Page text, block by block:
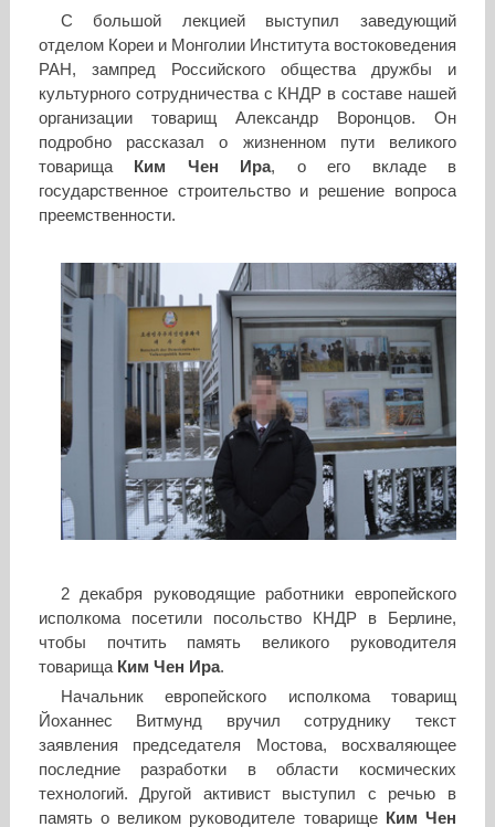
С большой лекцией выступил заведующий
отделом Кореи и Монголии Института востоковедения
РАН, зампред Российского общества дружбы и
культурного сотрудничества с КНДР в составе нашей
организации товарищ Александр Воронцов. Он
подробно рассказал о жизненном пути великого
товарища
Ким Чен Ира, о его вкладе в
государственное строительство и решение вопроса
преемственности.
2 декабря руководящие работники европейского
исполкома посетили посольство КНДР в Берлине,
чтобы почтить память великого руководителя
товарища Ким Чен Ира.
Начальник европейского исполкома товарищ
Йоханнес Витмунд вручил сотруднику текст
заявления председателя Мостова, восхваляющее
последние разработки в области космических
технологий. Другой активист выступил с речью в
память о великом руководителе товарище
Ким Чен